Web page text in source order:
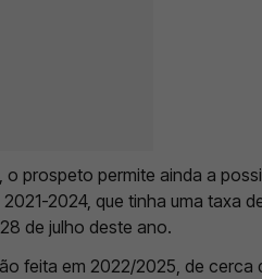
prospeto permite ainda a
2024, que tinha uma taxa
de julho deste ano.
feita em 2022/2025, de cerca